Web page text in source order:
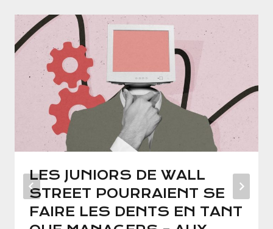
LES JUNIORS DE WALL
STREET POURRAIENT SE
FAIRE LES DENTS EN TANT